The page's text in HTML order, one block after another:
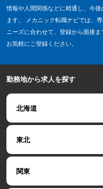
情報や人間関係などに精通し、今
ます。 メカニック転職ナビでは、
ニーズに合わせて、登録から面接ま
お気軽にご登録ください。
勤務地から求人を探す
北海道
東北
関東